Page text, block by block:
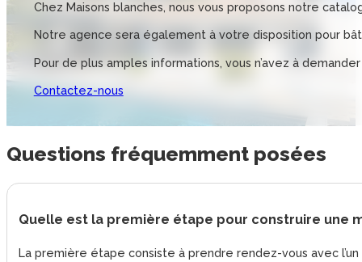
Chez Maisons blanches, nous vous proposons notre
Notre agence sera également à votre disposition pour
Pour de plus amples informations, vous n’avez à
Contactez-nous
Questions fréquemment posées
Quelle est la première étape pour construire une
La première étape consiste à prendre rendez-vous avec